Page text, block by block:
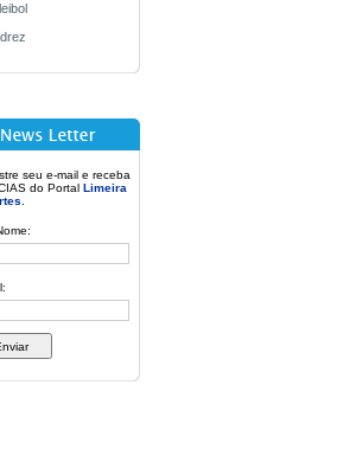
seu e-mail e receba
do Portal Limeira